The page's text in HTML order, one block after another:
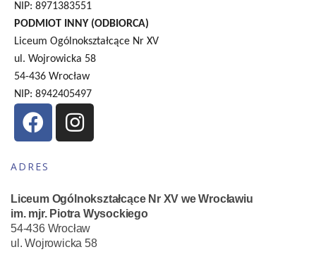
NIP: 8971383551
PODMIOT INNY (ODBIORCA)
Liceum Ogólnokształcące Nr XV
ul. Wojrowicka 58
54-436 Wrocław
NIP: 8942405497
ADRES
Liceum Ogólnokształcące Nr XV we Wrocławiu
im. mjr. Piotra Wysockiego
54-436 Wrocław
ul. Wojrowicka 58